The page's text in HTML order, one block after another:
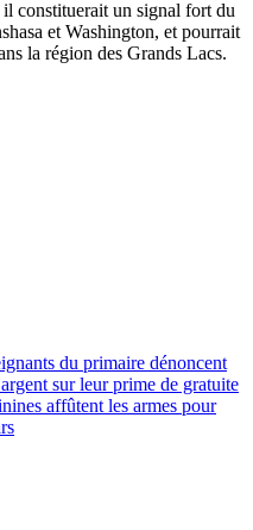
il constituerait un signal fort du
et Washington, et pourrait
la région des Grands Lacs.
du primaire dénoncent
sur leur prime de gratuite
affûtent les armes pour